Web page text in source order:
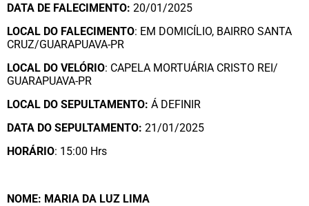
DATA DE FALECIMENTO: 20/01/2025
LOCAL DO FALECIMENTO: EM DOMICÍLIO, BAIRRO SANTA
CRUZ/GUARAPUAVA-PR
LOCAL DO VELÓRIO: CAPELA MORTUÁRIA CRISTO REI/
GUARAPUAVA-PR
LOCAL DO SEPULTAMENTO: Á DEFINIR
DATA DO SEPULTAMENTO: 21/01/2025
HORÁRIO: 15:00 Hrs
NOME: MARIA DA LUZ LIMA